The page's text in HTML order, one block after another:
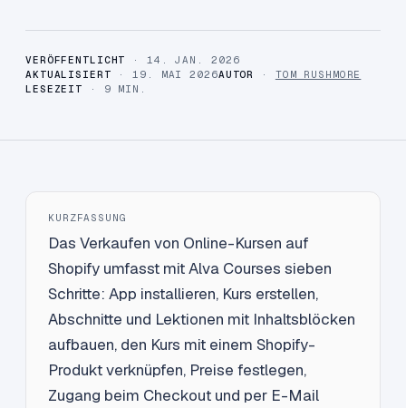
VERÖFFENTLICHT · 14. JAN. 2026
AKTUALISIERT · 19. MAI 2026AUTOR · TOM RUSHMORE
LESEZEIT · 9 MIN.
KURZFASSUNG
Das Verkaufen von Online-Kursen auf
Shopify umfasst mit Alva Courses sieben
Schritte: App installieren, Kurs erstellen,
Abschnitte und Lektionen mit Inhaltsblöcken
aufbauen, den Kurs mit einem Shopify-
Produkt verknüpfen, Preise festlegen,
Zugang beim Checkout und per E-Mail